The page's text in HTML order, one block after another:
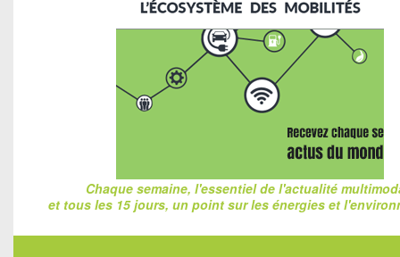
Chaque semaine, l'essentiel de l'actualité
et tous les 15 jours, un point sur les énergies et